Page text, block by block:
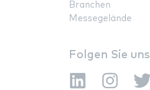
Branchen
Messegelände
Folgen Sie uns